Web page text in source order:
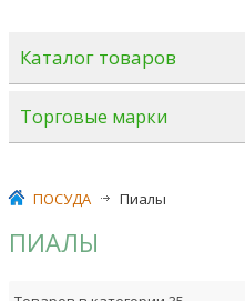
Каталог товаров
Торговые марки
ПОСУДА >
Пиалы
ПИАЛЫ